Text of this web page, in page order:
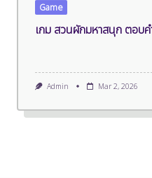
Game
เกม สวนผักมหาสนุก ตอบค
Admin Mar 2, 2026